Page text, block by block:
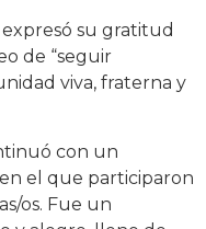
su gratitud
de “seguir
viva, fraterna y
con un
el que participaron
os. Fue un